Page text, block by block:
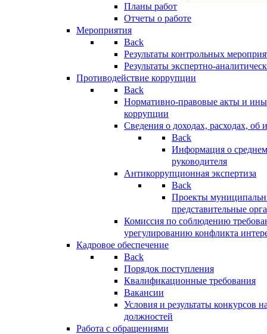
Планы работ
Отчеты о работе
Мероприятия
Back
Результаты контрольных
Результаты экспертно-
Противодействие коррупции
Back
Нормативно-правовые акты и
коррупции
Сведения о доходах, расходах, об
Back
Информация о
руководителя
Антикоррупционная экспертиза
Back
Проекты
представительные
Комиссия по соблюдению
урегулированию конфликта
Кадровое обеспечение
Back
Порядок поступления
Квалификационные требования
Вакансии
Условия и результаты конкурсов
должностей
Работа с обращениями